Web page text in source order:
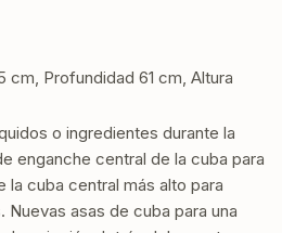
cm, Profundidad 61 cm, Altura
o ingredientes durante la
enganche central de la cuba para
la cuba central más alto para
Nuevas asas de cuba para una